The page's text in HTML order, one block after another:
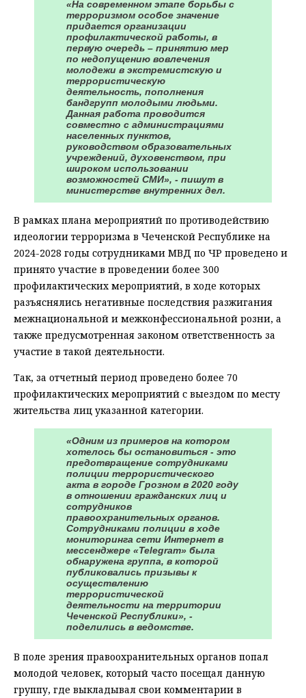
«На современном этапе борьбы с
терроризмом особое значение
придается организации
профилактической работы, в
первую очередь – принятию мер
по недопущению вовлечения
молодежи в экстремистскую и
террористическую
деятельность, пополнения
бандгрупп молодыми людьми.
Данная работа проводится
совместно с администрациями
населенных пунктов,
руководством образовательных
учреждений, духовенством, при
широком использовании
возможностей СМИ», - пишут в
министерстве внутренних дел.
В рамках плана мероприятий по противодействию
идеологии терроризма в Чеченской Республике на
2024-2028 годы сотрудниками МВД по ЧР проведено и
принято участие в проведении более 300
профилактических мероприятий, в ходе которых
разъяснялись негативные последствия разжигания
межнациональной и межконфессиональной розни, а
также предусмотренная законом ответственность за
участие в такой деятельности.
Так, за отчетный период проведено более 70
профилактических мероприятий с выездом по месту
жительства лиц указанной категории.
«Одним из примеров на котором
хотелось бы остановиться - это
предотвращение сотрудниками
полиции террористического
акта в городе Грозном в 2020 году
в отношении гражданских лиц и
сотрудников
правоохранительных органов.
Сотрудниками полиции в ходе
мониторинга сети Интернет в
мессенджере «Telegram» была
обнаружена группа, в которой
публиковались призывы к
осуществлению
террористической
деятельности на территории
Чеченской Республики», -
поделились в ведомстве.
В поле зрения правоохранительных органов попал
молодой человек, который часто посещал данную
группу, где выкладывал свои комментарии в